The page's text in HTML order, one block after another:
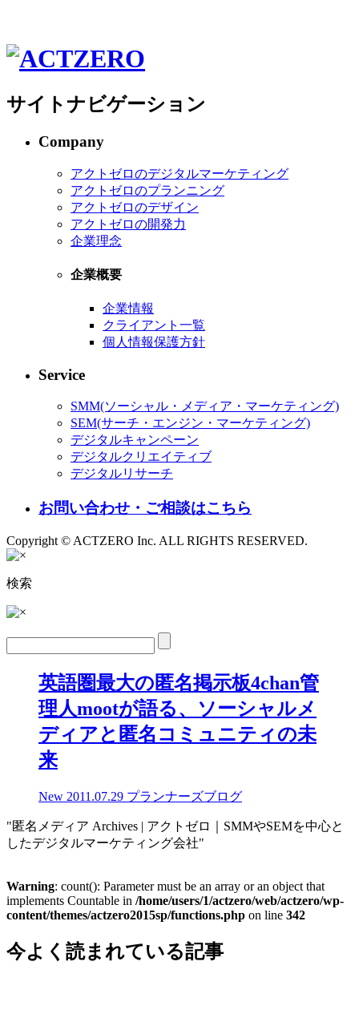
サイトナビゲーション
Company
アクトゼロのデジタルマーケティング
アクトゼロのプランニング
アクトゼロのデザイン
アクトゼロの開発力
企業理念
企業概要
企業情報
クライアント一覧
個人情報保護方針
Service
SMM(ソーシャル・メディア・マーケティング)
SEM(サーチ・エンジン・マーケティング)
デジタルキャンペーン
デジタルクリエイティブ
デジタルリサーチ
お問い合わせ・ご相談はこちら
Copyright © ACTZERO Inc. ALL RIGHTS RESERVED.
検索
英語圏最大の匿名掲示板4chan管
理人mootが語る、ソーシャルメ
ディアと匿名コミュニティの未
来
New 2011.07.29 プランナーズブログ
"匿名メディア Archives | アクトゼロ｜SMMやSEMを中心と
したデジタルマーケティング会社"
Warning: count(): Parameter must be an array or an object that
implements Countable in /home/users/1/actzero/web/actzero/wp-
content/themes/actzero2015sp/functions.php on line 342
今よく読まれている記事